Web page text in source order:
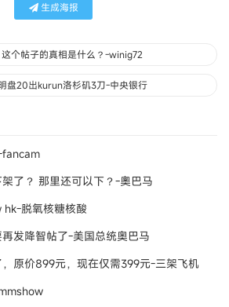
生成海报
个帖子的真相是什么？-winig72
盘20出kurun洛杉矶3刀-中央银行
fancam
了？ 那里还可以下？-奧巴马
hk-脱氧核糖核酸
发降智帖了-美国总统奥巴马
原价899元，现在仅需399元-三架飞机